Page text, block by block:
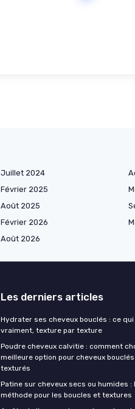
Juillet 2024
Février 2025
Août 2025
Février 2026
Août 2026
Les derniers articles
Hydrater ses cheveux bouclés : ce
vraiment, texture par texture
Poudre cheveux calvitie : comment
meilleure option pour cheveux
texturés
Patine sur cheveux secs ou humides :
méthode pour les boucles et textures